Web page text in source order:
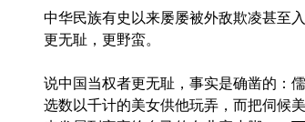
中华民族有史以来屡屡被外敌欺凌甚至
更无耻，更野蛮。
说中国当权者更无耻，事实是确凿的：
选数以千计的美女供他玩弄，而把伺候